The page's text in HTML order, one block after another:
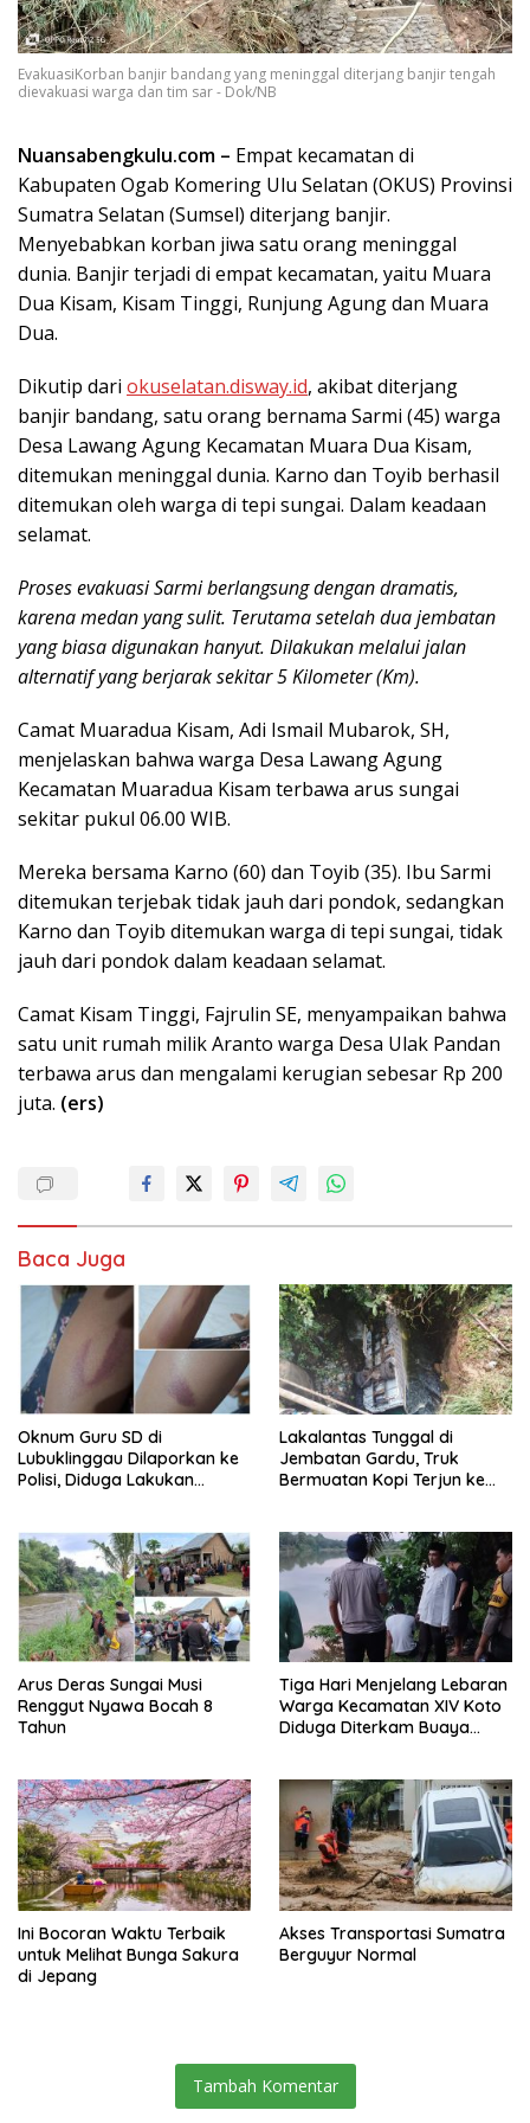
EvakuasiKorban banjir bandang yang meninggal diterjang banjir tengah
dievakuasi warga dan tim sar - Dok/NB
Nuansabengkulu.com – Empat kecamatan di
Kabupaten Ogab Komering Ulu Selatan (OKUS) Provinsi
Sumatra Selatan (Sumsel) diterjang banjir.
Menyebabkan korban jiwa satu orang meninggal
dunia. Banjir terjadi di empat kecamatan, yaitu Muara
Dua Kisam, Kisam Tinggi, Runjung Agung dan Muara
Dua.
Dikutip dari okuselatan.disway.id, akibat diterjang
banjir bandang, satu orang bernama Sarmi (45) warga
Desa Lawang Agung Kecamatan Muara Dua Kisam,
ditemukan meninggal dunia. Karno dan Toyib berhasil
ditemukan oleh warga di tepi sungai. Dalam keadaan
selamat.
Proses evakuasi Sarmi berlangsung dengan dramatis,
karena medan yang sulit. Terutama setelah dua jembatan
yang biasa digunakan hanyut. Dilakukan melalui jalan
alternatif yang berjarak sekitar 5 Kilometer (Km).
Camat Muaradua Kisam, Adi Ismail Mubarok, SH,
menjelaskan bahwa warga Desa Lawang Agung
Kecamatan Muaradua Kisam terbawa arus sungai
sekitar pukul 06.00 WIB.
Mereka bersama Karno (60) dan Toyib (35). Ibu Sarmi
ditemukan terjebak tidak jauh dari pondok, sedangkan
Karno dan Toyib ditemukan warga di tepi sungai, tidak
jauh dari pondok dalam keadaan selamat.
Camat Kisam Tinggi, Fajrulin SE, menyampaikan bahwa
satu unit rumah milik Aranto warga Desa Ulak Pandan
terbawa arus dan mengalami kerugian sebesar Rp 200
juta. (ers)
Baca Juga
Oknum Guru SD di
Lubuklinggau Dilaporkan ke
Polisi, Diduga Lakukan
Lakalantas Tunggal di
Jembatan Gardu, Truk
Bermuatan Kopi Terjun ke
Arus Deras Sungai Musi
Renggut Nyawa Bocah 8
Tahun
Tiga Hari Menjelang Lebaran
Warga Kecamatan XIV Koto
Diduga Diterkam Buaya
Ini Bocoran Waktu Terbaik
untuk Melihat Bunga Sakura
di Jepang
Akses Transportasi Sumatra
Berguyur Normal
Tambah Komentar